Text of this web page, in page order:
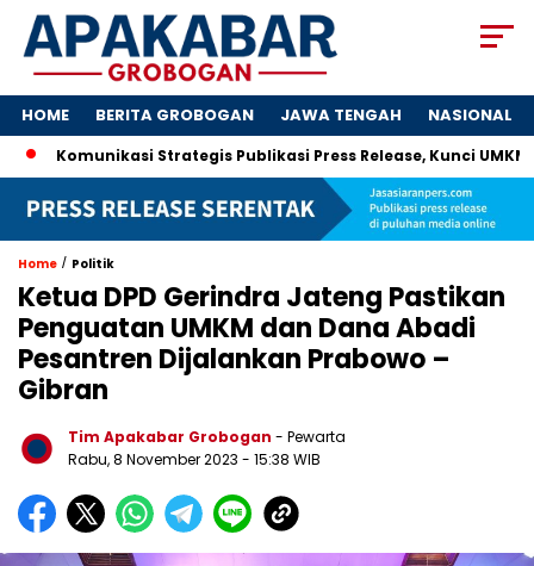
HOME BERITA GROBOGAN JAWA TENGAH NASIONAL
Strategis Publikasi Press Release, Kunci UMKM
Home / Politik
Ketua DPD Gerindra Jateng Pastikan
Penguatan UMKM dan Dana Abadi
Pesantren Dijalankan Prabowo –
Gibran
Tim Apakabar Grobogan - Pewarta
Rabu, 8 November 2023 - 15:38 WIB